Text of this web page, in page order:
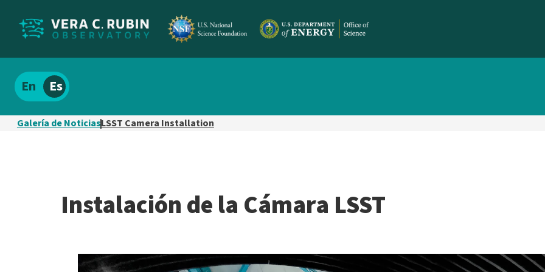
Localizar
el
contenido
Español
Galería de NoticiasLSST Camera Installation
Instalación de la Cámara LSST